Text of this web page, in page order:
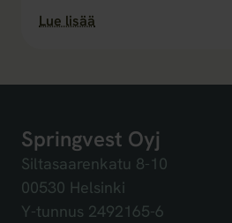
Lue lisää
Springvest Oyj
Siltasaarenkatu 8-10
00530 Helsinki
Y-tunnus 2492165-6